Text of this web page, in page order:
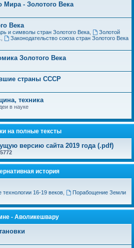
- Золотого Века
Века
и символы стран Золотого Века,
Золотой
Законодательство союза стран Золотого Века
Золотого Века
страны СССР
техника
в науке
на полные тексты
версию сайта 2019 года (.pdf)
история
технологии 16-19 веков,
Порабощение Земли
- Аволикешвару